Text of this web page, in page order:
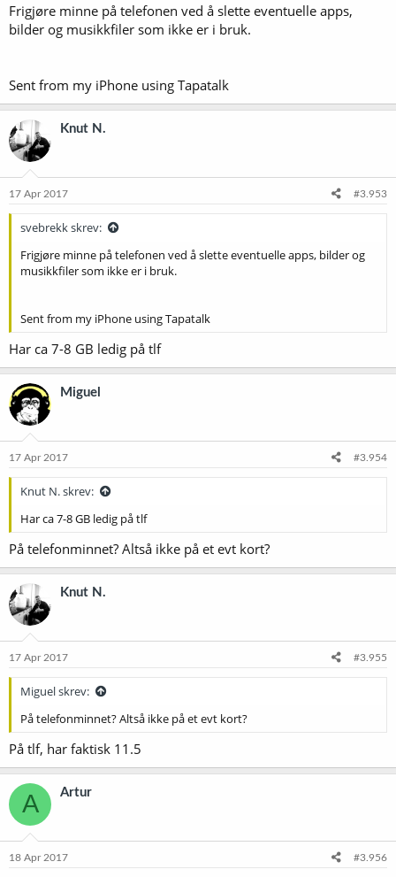
Frigjøre minne på telefonen ved å slette eventuelle apps,
bilder og musikkfiler som ikke er i bruk.
Sent from my iPhone using Tapatalk
Knut N.
17 Apr 2017 #3.953
svebrekk skrev:
Frigjøre minne på telefonen ved å slette eventuelle apps, bilder og
musikkfiler som ikke er i bruk.
Sent from my iPhone using Tapatalk
Har ca 7-8 GB ledig på tlf
Miguel
17 Apr 2017 #3.954
Knut N. skrev:
Har ca 7-8 GB ledig på tlf
På telefonminnet? Altså ikke på et evt kort?
Knut N.
17 Apr 2017 #3.955
Miguel skrev:
På telefonminnet? Altså ikke på et evt kort?
På tlf, har faktisk 11.5
A Artur
18 Apr 2017 #3.956